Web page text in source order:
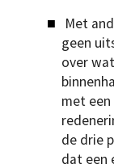
Met
geen
over
met
de drie
dat een